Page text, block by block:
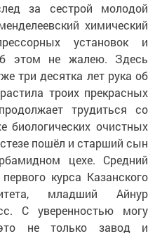
за сестрой молодой
химический
установок и
этом не жалею. Здесь
три десятка лет рука об
троих прекрасных
трудиться со
биологических очистных
пошёл и старший сын
цехе. Средний
курса Казанского
младший Айнур
С уверенностью могу
не только завод и